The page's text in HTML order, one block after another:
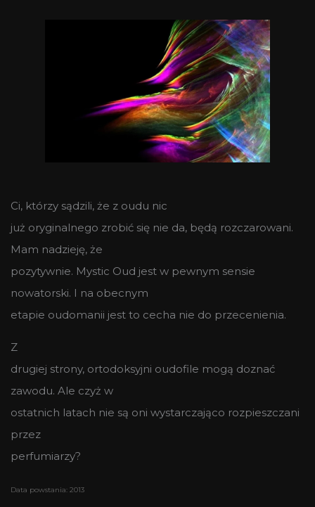
Ci, którzy sądzili, że z oudu nic
już oryginalnego zrobić się nie da, będą rozczarowani.
Mam nadzieję, że
pozytywnie. Mystic Oud jest w pewnym sensie
nowatorski. I na obecnym
etapie oudomanii jest to cecha nie do przecenienia.
Z
drugiej strony, ortodoksyjni oudofile mogą doznać
zawodu. Ale czyż w
ostatnich latach nie są oni wystarczająco rozpieszczani
przez
perfumiarzy?
Data powstania: 2013